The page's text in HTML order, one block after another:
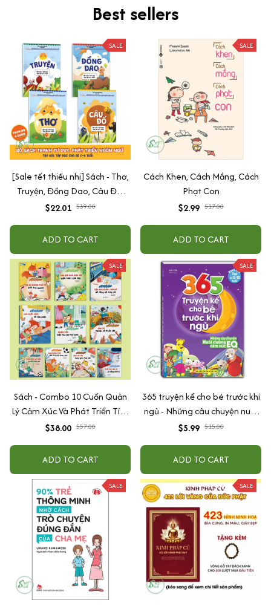
Best sellers
SALE
[Sale tết thiếu nhi] Sách - Thơ,
Truyện, Đồng Dao, Câu Đố,
Tập Nói Tập Đọc Cho Bé 0-6
$22.01 $39.00
ADD TO CART
SALE
Cách Khen, Cách Mắng, Cách
Phạt Con
$2.99 $17.00
ADD TO CART
SALE
Sách - Combo 10 Cuốn Quản
Lý Cảm Xúc Và Phát Triển Tính
Cách Cho Bé Từ 2 - 6 Tuổi
$38.00 $57.00
ADD TO CART
SALE
365 truyện kể cho bé trước khi
ngủ - Những câu chuyện nuôi
dưỡng cảm xúc EQ (2-12 tuổi)
$5.99 $15.00
ADD TO CART
SALE SALE